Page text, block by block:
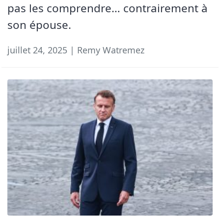
pas les comprendre… contrairement à
son épouse.
juillet 24, 2025 | Remy Watremez